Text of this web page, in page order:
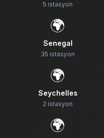
5 istasyon
🌍
Senegal
35 istasyon
🌍
Seychelles
2 istasyon
🌍